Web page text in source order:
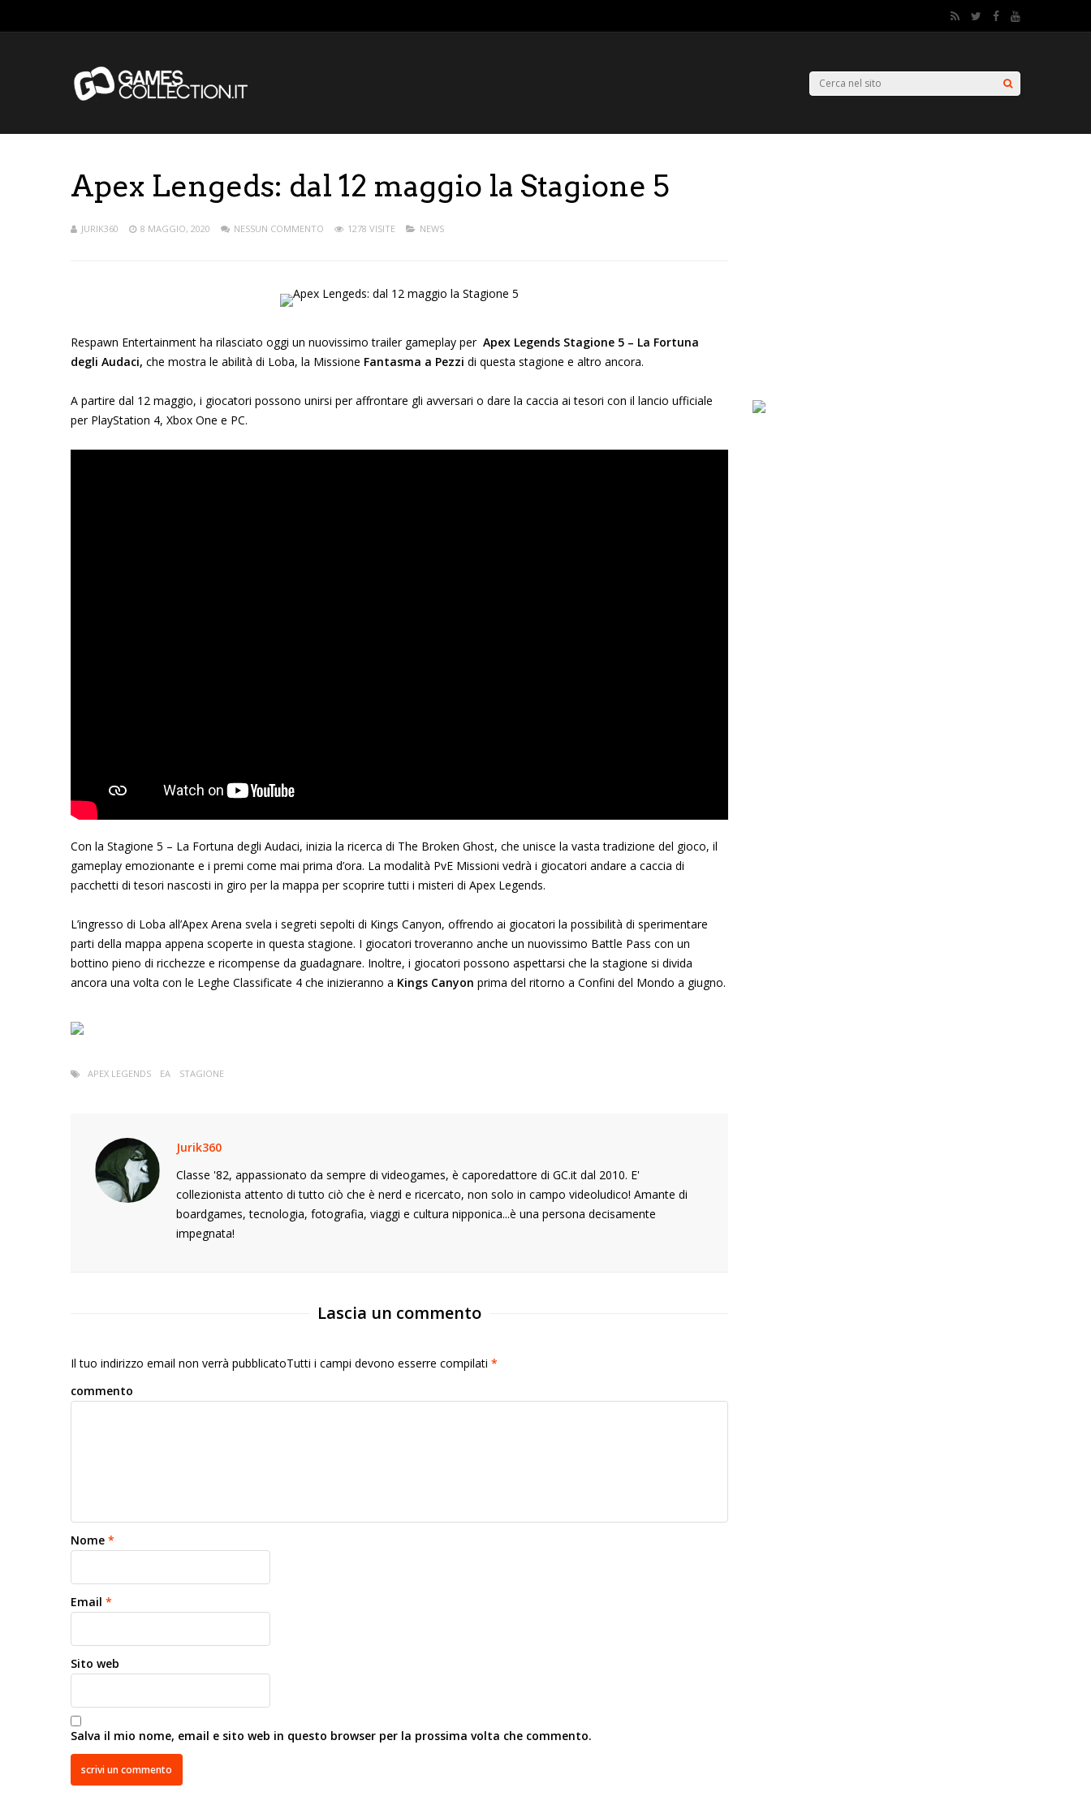
Apex Lengeds: dal 12 maggio la Stagione 5
JURIK360 8 MAGGIO, 2020 NESSUN COMMENTO 1278 VISITE NEWS
Respawn Entertainment ha rilasciato oggi un nuovissimo trailer gameplay per Apex Legends Stagione 5 – La Fortuna
degli Audaci, che mostra le abilità di Loba, la Missione Fantasma a Pezzi di questa stagione e altro ancora.
A partire dal 12 maggio, i giocatori possono unirsi per affrontare gli avversari o dare la caccia ai tesori con il lancio ufficiale
per PlayStation 4, Xbox One e PC.
Con la Stagione 5 – La Fortuna degli Audaci, inizia la ricerca di The Broken Ghost, che unisce la vasta tradizione del gioco, il
gameplay emozionante e i premi come mai prima d’ora. La modalità PvE Missioni vedrà i giocatori andare a caccia di
pacchetti di tesori nascosti in giro per la mappa per scoprire tutti i misteri di Apex Legends.
L’ingresso di Loba all’Apex Arena svela i segreti sepolti di Kings Canyon, offrendo ai giocatori la possibilità di sperimentare
parti della mappa appena scoperte in questa stagione. I giocatori troveranno anche un nuovissimo Battle Pass con un
bottino pieno di ricchezze e ricompense da guadagnare. Inoltre, i giocatori possono aspettarsi che la stagione si divida
ancora una volta con le Leghe Classificate 4 che inizieranno a Kings Canyon prima del ritorno a Confini del Mondo a giugno.
APEX LEGENDS EA STAGIONE
Jurik360
Classe '82, appassionato da sempre di videogames, è caporedattore di GC.it dal 2010. E'
collezionista attento di tutto ciò che è nerd e ricercato, non solo in campo videoludico! Amante di
boardgames, tecnologia, fotografia, viaggi e cultura nipponica...è una persona decisamente
impegnata!
Lascia un commento
Il tuo indirizzo email non verrà pubblicatoTutti i campi devono esserre compilati *
commento
Nome *
Email *
Sito web
Salva il mio nome, email e sito web in questo browser per la prossima volta che commento.